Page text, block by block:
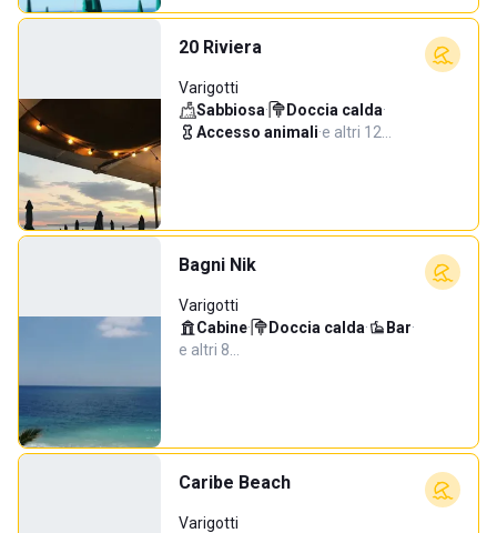
20 Riviera
Varigotti
Sabbiosa· Doccia calda·
Accesso animali·e altri 12…
Bagni Nik
Varigotti
Cabine· Doccia calda· Bar·
e altri 8…
Caribe Beach
Varigotti